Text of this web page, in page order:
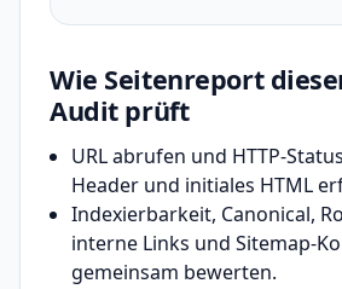
Wie Seitenreport
Audit prüft
URL abrufen und HTTP-
Header und initiales HTML
Indexierbarkeit, Canonical,
interne Links und Sitemap-
gemeinsam bewerten.